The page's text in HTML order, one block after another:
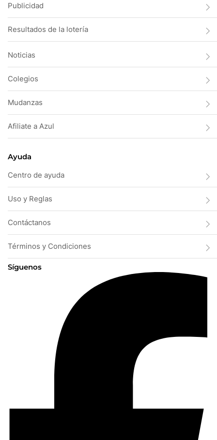
Publicidad
Resultados de la lotería
Noticias
Colegios
Mudanzas
Afiliate a Azul
Ayuda
Centro de ayuda
Uso y Reglas
Contáctanos
Términos y Condiciones
Síguenos